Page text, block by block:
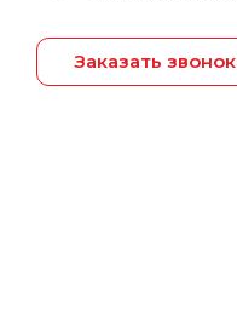
Заказать звонок